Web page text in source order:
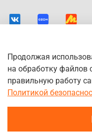
Продолжая
на обработку файлов
правильную работу
Политикой